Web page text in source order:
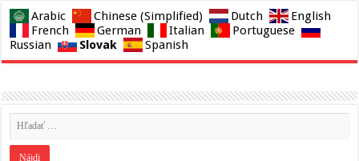
Arabic Chinese (Simplified) Dutch
English
French
German Italian
Portuguese
Russian
Slovak Spanish